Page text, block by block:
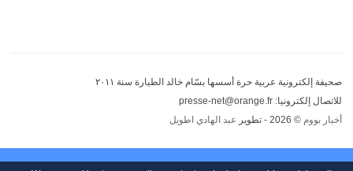
صحيفة إلكترونية عربية حرة أسسها بسّام خالد الطيارة سنة ٢٠١١
للاتصال إلكترونيا: presse-net@orange.fr
أخبار بووم © 2026 - تطوير عبد الهادي اطويل